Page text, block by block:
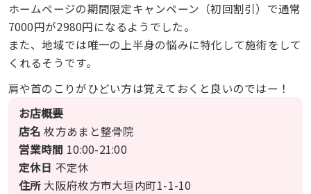
ホームページの期間限定キャンペーン（初回割引）で通常
7000円が2980円になるようでした。
また、地域では唯一の上半身の悩みに特化して施術をして
くれるそうです。
肩や首のこりがひどい方は覚えておくと良いのではー！
お店概要
店名 枚方あまと整骨院
営業時間 10:00-21:00
定休日 不定休
住所 大阪府枚方市大垣内町1-1-10